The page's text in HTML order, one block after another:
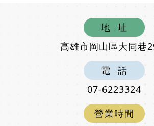
地
址
高雄市岡山區大同巷
電
話
07-6223324
營業時間